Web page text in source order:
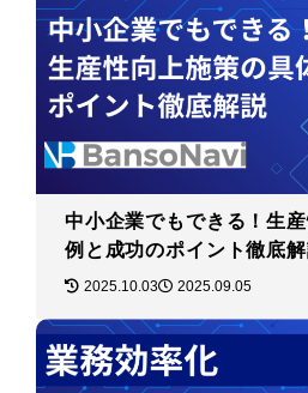
中小企業でもできる！生
例と成功のポイント徹底
2025.10.03 2025.09.05